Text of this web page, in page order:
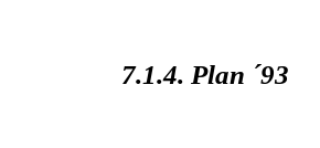
7.1.4. Plan ´93